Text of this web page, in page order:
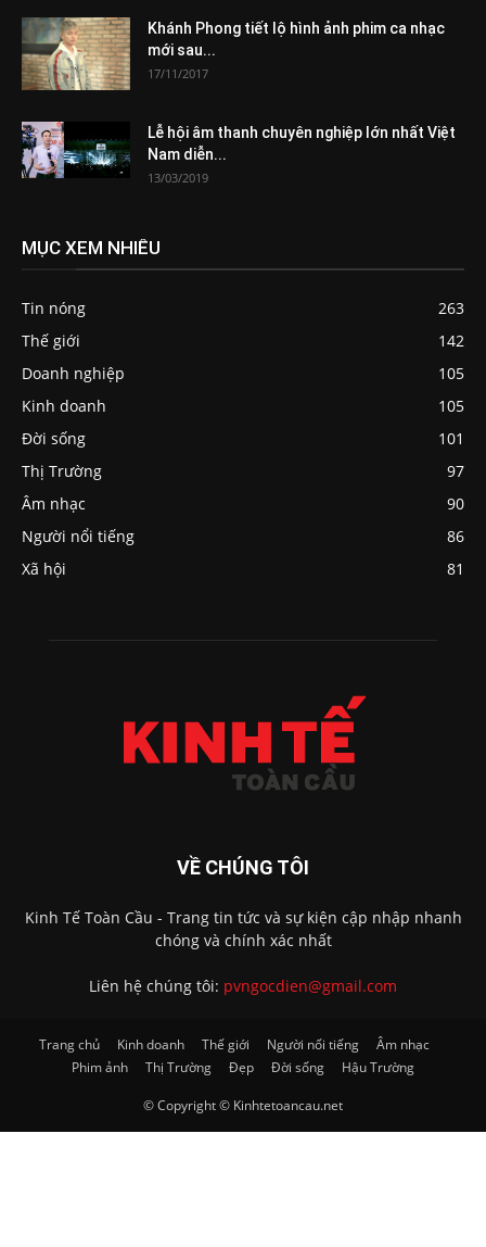
Khánh Phong tiết lộ hình ảnh phim ca nhạc
mới sau...
17/11/2017
Lễ hội âm thanh chuyên nghiệp lớn nhất Việt
Nam diễn...
13/03/2019
MỤC XEM NHIỀU
Tin nóng
263
Thế giới
142
Doanh nghiệp
105
Kinh doanh
105
Đời sống
101
Thị Trường
97
Âm nhạc
90
Người nổi tiếng
86
Xã hội
81
VỀ CHÚNG TÔI
Kinh Tế Toàn Cầu - Trang tin tức và sự kiện cập nhập nhanh
chóng và chính xác nhất
Liên hệ chúng tôi: pvngocdien@gmail.com
Trang chủ Kinh doanh Thế giới Người nổi tiếng
Âm nhạc
Phim ảnh
Thị Trường Đẹp Đời sống Hậu Trường
© Copyright © Kinhtetoancau.net